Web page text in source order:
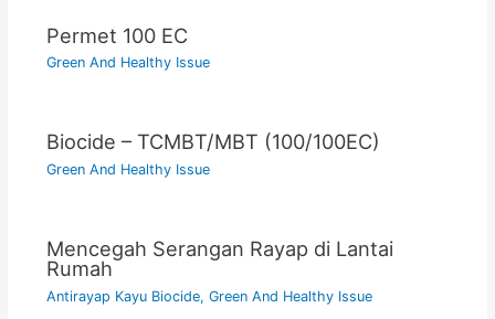
Permet 100 EC
Green And Healthy Issue
Biocide – TCMBT/MBT (100/100EC)
Green And Healthy Issue
Mencegah Serangan Rayap di Lantai
Rumah
Antirayap Kayu Biocide, Green And Healthy Issue